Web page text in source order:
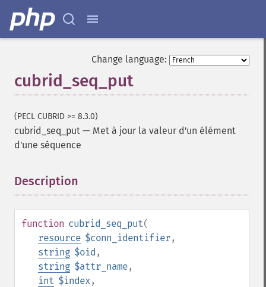
Change language:
cubrid_seq_put
(PECL CUBRID >= 8.3.0)
cubrid_seq_put — Met à jour la valeur d'un élément
d'une séquence
Description
function cubrid_seq_put(
resource $conn_identifier,
string $oid ,
string $attr_name,
int $index,